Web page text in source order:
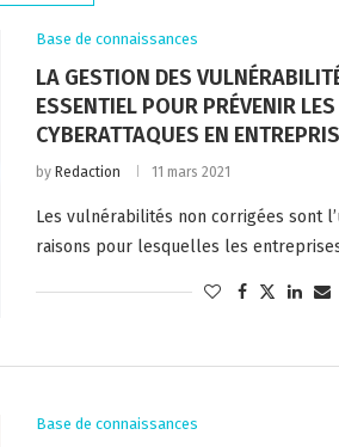
Base de connaissances
LA GESTION DES
ESSENTIEL POUR PRÉVENIR LES
CYBERATTAQUES EN
by Redaction 11 mars 2021
Les vulnérabilités non corrigées sont
raisons pour lesquelles les
Base de connaissances